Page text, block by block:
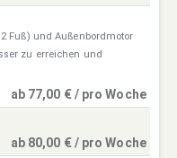
Fuß) und Außenbordmotor
zu erreichen und
ab 77,00 € / pro Woche
ab 80,00 € / pro Woche